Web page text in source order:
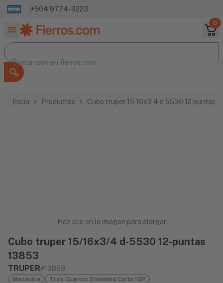
+504 9774-9223
0
Buscar productos
Busca todo en
Busca todo enfierros.com
Inicio Productos Cubo truper 15 16x3 4 d 5530 12 puntas
Haz clic en la imagen para alargar
Cubo truper 15/16x3/4 d-5530 12-puntas
13853
TRUPER#13853
Mecánica Tres Cuartos Standard Corto 12P